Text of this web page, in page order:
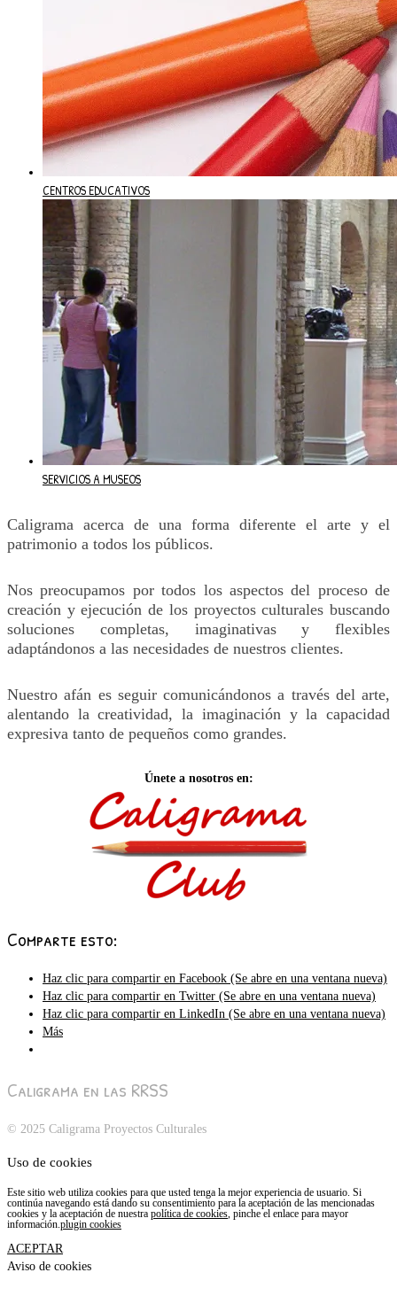
CENTROS EDUCATIVOS
SERVICIOS A MUSEOS
Caligrama acerca de una forma diferente el arte y el
patrimonio a todos los públicos.
Nos preocupamos por todos los aspectos del proceso de
creación y ejecución de los proyectos culturales buscando
soluciones completas, imaginativas y flexibles
adaptándonos a las necesidades de nuestros clientes.
Nuestro afán es seguir comunicándonos a través del arte,
alentando la creatividad, la imaginación y la capacidad
expresiva tanto de pequeños como grandes.
Únete a nosotros en:
Comparte esto:
Haz clic para compartir en Facebook (Se abre en una ventana nueva)
Haz clic para compartir en Twitter (Se abre en una ventana nueva)
Haz clic para compartir en LinkedIn (Se abre en una ventana nueva)
Más
Caligrama en las RRSS
© 2025 Caligrama Proyectos Culturales
Uso de cookies
Este sitio web utiliza cookies para que usted tenga la mejor experiencia de usuario. Si
continúa navegando está dando su consentimiento para la aceptación de las mencionadas
cookies y la aceptación de nuestra política de cookies, pinche el enlace para mayor
información.plugin cookies
ACEPTAR
Aviso de cookies